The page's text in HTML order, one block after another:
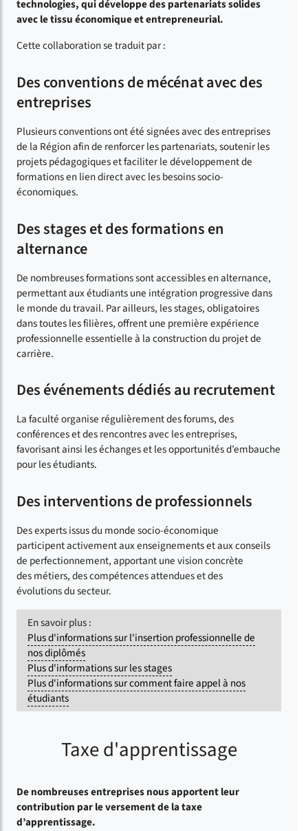
technologies, qui développe des partenariats solides
avec le tissu économique et entrepreneurial.
Cette collaboration se traduit par :
Des conventions de mécénat avec des
entreprises
Plusieurs conventions ont été signées avec des entreprises
de la Région afin de renforcer les partenariats, soutenir les
projets pédagogiques et faciliter le développement de
formations en lien direct avec les besoins socio-
économiques.
Des stages et des formations en
alternance
De nombreuses formations sont accessibles en alternance,
permettant aux étudiants une intégration progressive dans
le monde du travail. Par ailleurs, les stages, obligatoires
dans toutes les filières, offrent une première expérience
professionnelle essentielle à la construction du projet de
carrière.
Des événements dédiés au recrutement
La faculté organise régulièrement des forums, des
conférences et des rencontres avec les entreprises,
favorisant ainsi les échanges et les opportunités d’embauche
pour les étudiants.
Des interventions de professionnels
Des experts issus du monde socio-économique
participent activement aux enseignements et aux conseils
de perfectionnement, apportant une vision concrète
des métiers, des compétences attendues et des
évolutions du secteur.
En savoir plus :
Plus d'informations sur l'insertion professionnelle de
nos diplômés
Plus d'informations sur les stages
Plus d'informations sur comment faire appel à nos
étudiants
Taxe d'apprentissage
De nombreuses entreprises nous apportent leur
contribution par le versement de la taxe
d’apprentissage.